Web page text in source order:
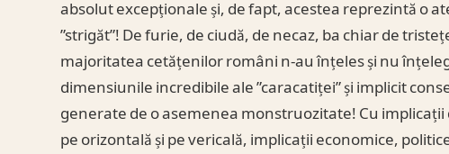
absolut excepționale și, de fapt, acestea reprezintă o
”strigăt”! De furie, de ciudă, de necaz, ba chiar de
majoritatea cetățenilor români n-au înțeles și nu
dimensiunile incredibile ale ”caracatiței” și implicit
generate de o asemenea monstruozitate! Cu
pe orizontală și pe vericală, implicații economice,